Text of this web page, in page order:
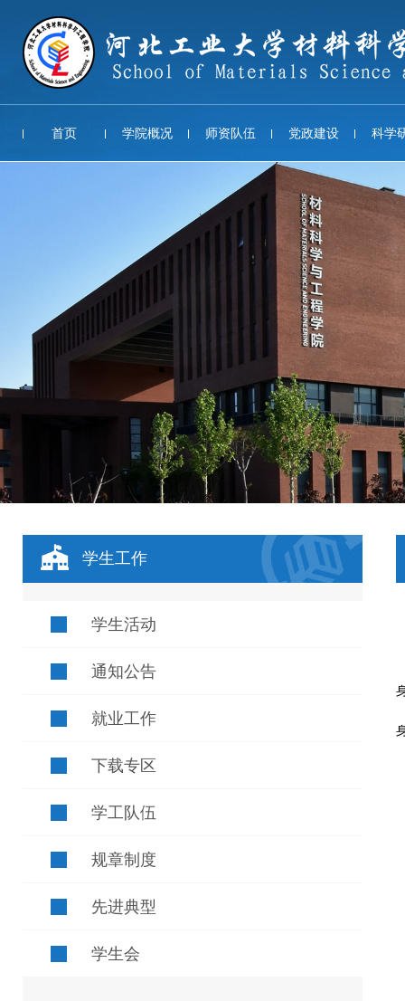
首页 学院概况 师资队伍 党政建设 科学
学生工作
学生活动
通知公告
就业工作
下载专区
学工队伍
规章制度
先进典型
学生会